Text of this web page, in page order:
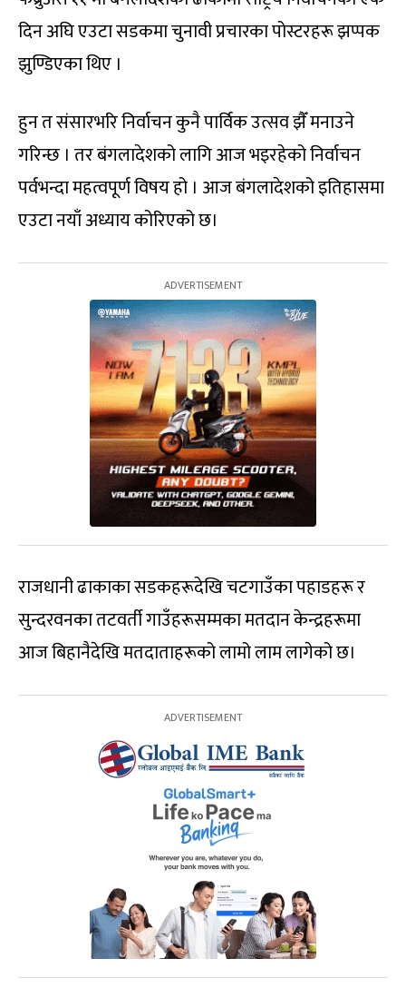
दिन अघि एउटा सडकमा चुनावी प्रचारका पोस्टरहरू झप्पक
झुण्डिएका थिए ।
हुन त संसारभरि निर्वाचन कुनै पार्विक उत्सव झैँ मनाउने
गरिन्छ । तर बंगलादेशको लागि आज भइरहेको निर्वाचन
पर्वभन्दा महत्वपूर्ण विषय हो । आज बंगलादेशको इतिहासमा
एउटा नयाँ अध्याय कोरिएको छ।
राजधानी ढाकाका सडकहरूदेखि चटगाउँका पहाडहरू र
सुन्दरवनका तटवर्ती गाउँहरूसम्मका मतदान केन्द्रहरूमा
आज बिहानैदेखि मतदाताहरूको लामो लाम लागेको छ।